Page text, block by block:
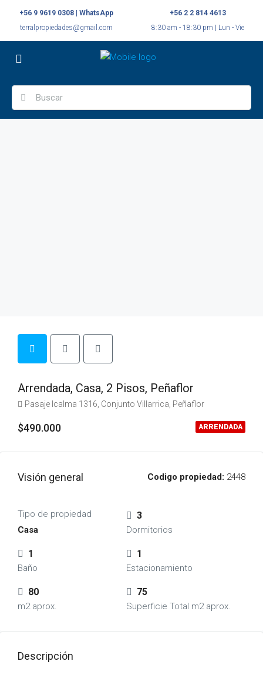
+56 9 9619 0308 | WhatsApp
terralpropiedades@gmail.com
+56 2 2 814 4613
8:30 am - 18:30 pm | Lun - Vie
Arrendada, Casa, 2 Pisos, Peñaflor
Pasaje Icalma 1316, Conjunto Villarrica, Peñaflor
$490.000 ARRENDADA
Visión general Codigo propiedad: 2448
Tipo de propiedad
Casa
3
Dormitorios
1
Baño
1
Estacionamiento
80
m2 aprox.
75
Superficie Total m2 aprox.
Descripción